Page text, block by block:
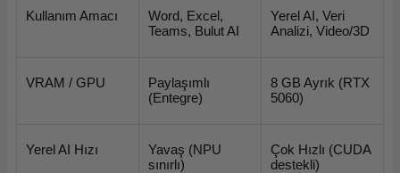
Kullanım Amacı
Word, Excel,
Teams, Bulut AI
Yerel AI, Veri
Analizi, Video/3D
VRAM / GPU
Paylaşımlı
(Entegre)
8 GB Ayrık (RTX
5060)
Yerel AI Hızı
Yavaş (NPU
sınırlı)
Çok Hızlı (CUDA
destekli)